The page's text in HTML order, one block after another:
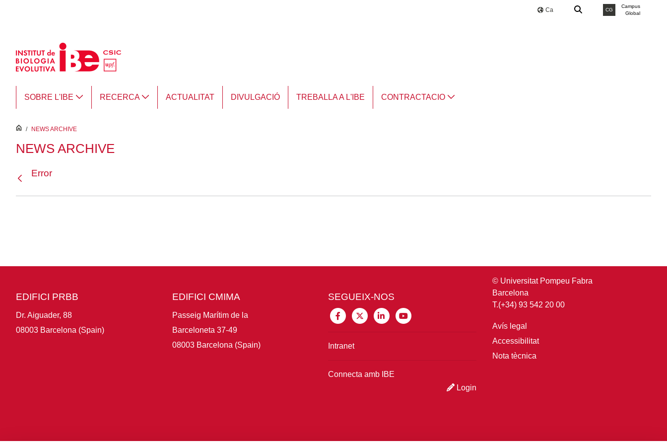
Ca CG
Campus
Global
SOBRE L'IBE RECERCA ACTUALITAT DIVULGACIÓ TREBALLA A L'IBE CONTRACTACIO
inici
/ NEWS ARCHIVE
NEWS ARCHIVE
Error
EDIFICI PRBB
Dr. Aiguader, 88
08003 Barcelona (Spain)
EDIFICI CMIMA
Passeig Marítim de la
Barceloneta 37-49
08003 Barcelona (Spain)
SEGUEIX-NOS
Intranet
Connecta amb IBE
Login
© Universitat Pompeu Fabra
Barcelona
T.(+34) 93 542 20 00
Avís legal
Accessibilitat
Nota tècnica